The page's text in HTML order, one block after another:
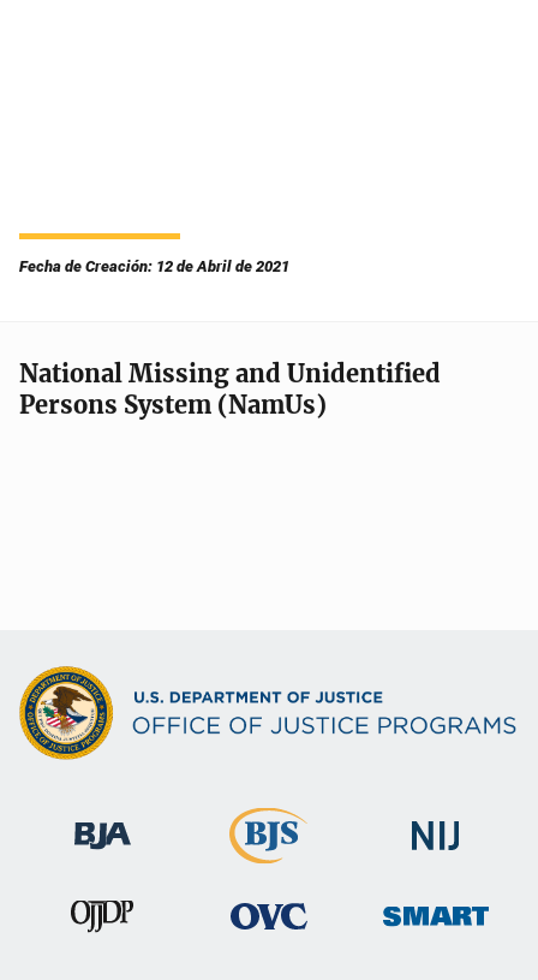
Fecha de Creación: 12 de Abril de 2021
National Missing and Unidentified
Persons System (NamUs)